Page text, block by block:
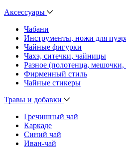
Аксессуары
Чабани
Инструменты, ножи для
Чайные фигурки
Чахэ, ситечки, чайницы
Разное (полотенца, мешочки,
Фирменный стиль
Чайные стикеры
Травы и добавки
Гречишный чай
Каркаде
Синий чай
Иван-чай